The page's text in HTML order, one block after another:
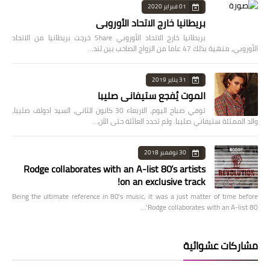
01 فبراير 2020
بريطانيا خارج الاتحاد الأوروبي
بريطانيا خارج الاتحاد الأوروبي Share خرجت بريطانيا من الاتحاد
الأوروبي، منهية بذلك 47 عاما من الزواج الصاخب بين لند…
31 يناير 2019
الموت يُفجع ستيفاني صليبا
توفي صباح اليوم، الاربعاء 30 كانون الثاني، السيد ادولف صليبا،
والد الممثلة ستيفاني صليبا. ولم تحدد العائلة حتى الآن…
30 نوفمبر 2018
Rodge collaborates with an A-list 80’s artists
on an exclusive track!
Being the ultimate reference in 80’s music, it was a just matter of time before
Rodge collaborates with an A-list 80’…
مشاركات عشوائية